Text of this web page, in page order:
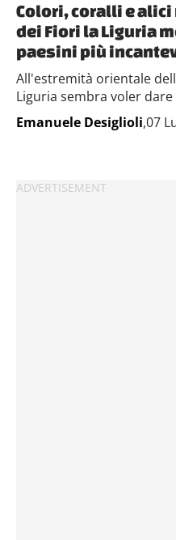
Colori, coralli e
dei Fiori la Liguria
paesini più
All'estremità orientale
Liguria sembra voler
Emanuele Desiglioli,07